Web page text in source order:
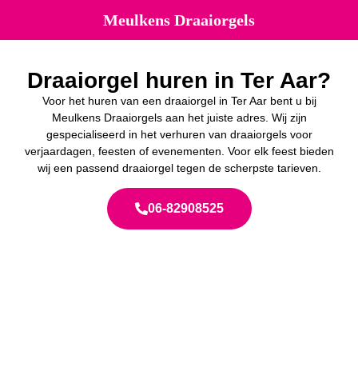
Draaiorgel huren in Ter Aar?
Voor het huren van een draaiorgel in Ter Aar bent u bij
Meulkens Draaiorgels aan het juiste adres. Wij zijn
gespecialiseerd in het verhuren van draaiorgels voor
verjaardagen, feesten of evenementen. Voor elk feest bieden
wij een passend draaiorgel tegen de scherpste tarieven.
06-82908525
Meulkens Draaiorgels